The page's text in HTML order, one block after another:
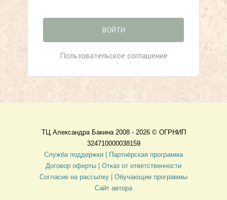
ВОЙТИ
Пользовательское соглашение
ТЦ Александра Бакина 2008 - 2026 © ОГРНИП
324710000038159
Служба поддержки |
Партнёрская программа
Договор оферты
| Отказ от ответственности
Согласие на рассылку | Обучающие программы
Сайт автора